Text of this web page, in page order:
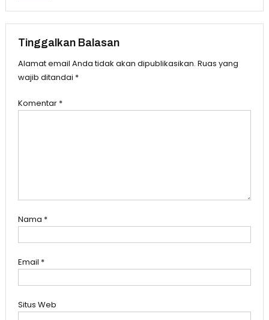
Tinggalkan Balasan
Alamat email Anda tidak akan dipublikasikan. Ruas yang
wajib ditandai *
Komentar *
Nama *
Email *
Situs Web